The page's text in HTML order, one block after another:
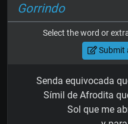
Gorrindo
Select the word or
Submit
Senda equivocada
Símil de Afrodita
Sol que me